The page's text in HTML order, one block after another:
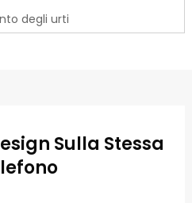
degli urti
Sulla Stessa